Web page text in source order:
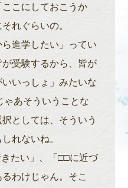
こにしておこうか
れぐらいの。
進学したい」ってい
受験するから、皆が
いいっしょ」みたいな
ゃあそういうことな
としては、そういう
れないね。
たい」、「□□に近づ
わけじゃん。そこ